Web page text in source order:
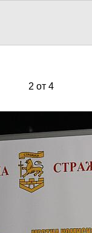
2 от 4